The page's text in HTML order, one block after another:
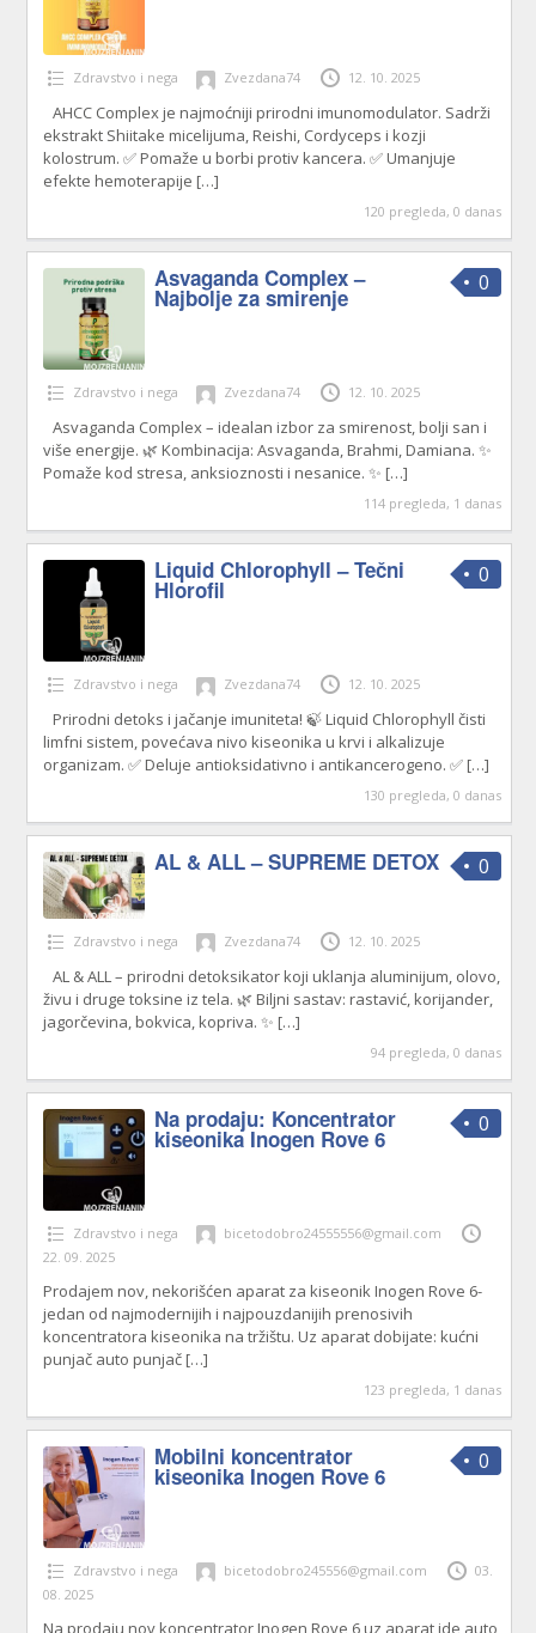
Zdravstvo i nega Zvezdana74 12. 10. 2025
AHCC Complex je najmoćniji prirodni imunomodulator. Sadrži
ekstrakt Shiitake micelijuma, Reishi, Cordyceps i kozji
kolostrum. ✅ Pomaže u borbi protiv kancera. ✅ Umanjuje
efekte hemoterapije […]
120 pregleda, 0 danas
0
Asvaganda Complex –
Najbolje za smirenje
Zdravstvo i nega Zvezdana74 12. 10. 2025
Asvaganda Complex – idealan izbor za smirenost, bolji san i
više energije. 🌿 Kombinacija: Asvaganda, Brahmi, Damiana. ✨
Pomaže kod stresa, anksioznosti i nesanice. ✨ […]
114 pregleda, 1 danas
0
Liquid Chlorophyll – Tečni
Hlorofil
Zdravstvo i nega Zvezdana74 12. 10. 2025
Prirodni detoks i jačanje imuniteta! 🍃 Liquid Chlorophyll čisti
limfni sistem, povećava nivo kiseonika u krvi i alkalizuje
organizam. ✅ Deluje antioksidativno i antikancerogeno. ✅ […]
130 pregleda, 0 danas
0
AL & ALL – SUPREME DETOX
Zdravstvo i nega Zvezdana74 12. 10. 2025
AL & ALL – prirodni detoksikator koji uklanja aluminijum, olovo,
živu i druge toksine iz tela. 🌿 Biljni sastav: rastavić, korijander,
jagorčevina, bokvica, kopriva. ✨ […]
94 pregleda, 0 danas
0
Na prodaju: Koncentrator
kiseonika Inogen Rove 6
Zdravstvo i nega
bicetodobro24555556@gmail.com
22. 09. 2025
Prodajem nov, nekorišćen aparat za kiseonik Inogen Rove 6-
jedan od najmodernijih i najpouzdanijih prenosivih
koncentratora kiseonika na tržištu. Uz aparat dobijate: kućni
punjač auto punjač […]
123 pregleda, 1 danas
0
Mobilni koncentrator
kiseonika Inogen Rove 6
Zdravstvo i nega bicetodobro245556@gmail.com
03.
08. 2025
Na prodaju nov koncentrator Inogen Rove 6 uz aparat ide auto